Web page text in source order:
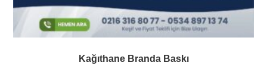
Kağıthane Branda Baskı